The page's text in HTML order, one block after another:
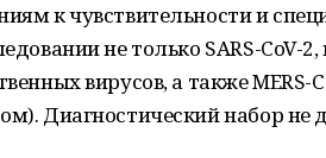
к чувствительности и
не только SARS-CoV-
вирусов, а также
Диагностический набор